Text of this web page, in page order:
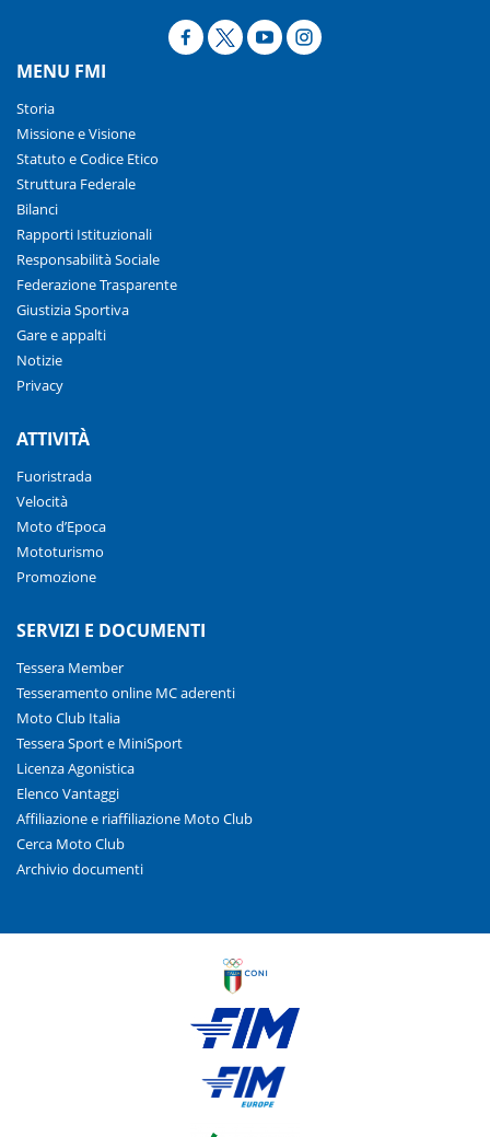
MENU FMI
Storia
Missione e Visione
Statuto e Codice Etico
Struttura Federale
Bilanci
Rapporti Istituzionali
Responsabilità Sociale
Federazione Trasparente
Giustizia Sportiva
Gare e appalti
Notizie
Privacy
ATTIVITÀ
Fuoristrada
Velocità
Moto d’Epoca
Mototurismo
Promozione
SERVIZI E DOCUMENTI
Tessera Member
Tesseramento online MC aderenti
Moto Club Italia
Tessera Sport e MiniSport
Licenza Agonistica
Elenco Vantaggi
Affiliazione e riaffiliazione Moto Club
Cerca Moto Club
Archivio documenti